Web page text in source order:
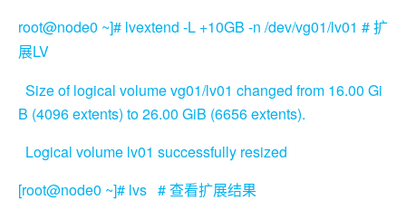
root@node0 ~]# lvextend -L +10GB -n /dev/vg01/lv01 # 扩
展LV
Size of logical volume vg01/lv01 changed from 16.00 Gi
B (4096 extents) to 26.00 GiB (6656 extents).
Logical volume lv01 successfully resized
[root@node0 ~]# lvs # 查看扩展结果